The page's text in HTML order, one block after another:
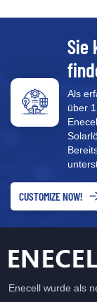
Sie
Als
über
CUSTOMIZE NOW!
Enecell wurde als